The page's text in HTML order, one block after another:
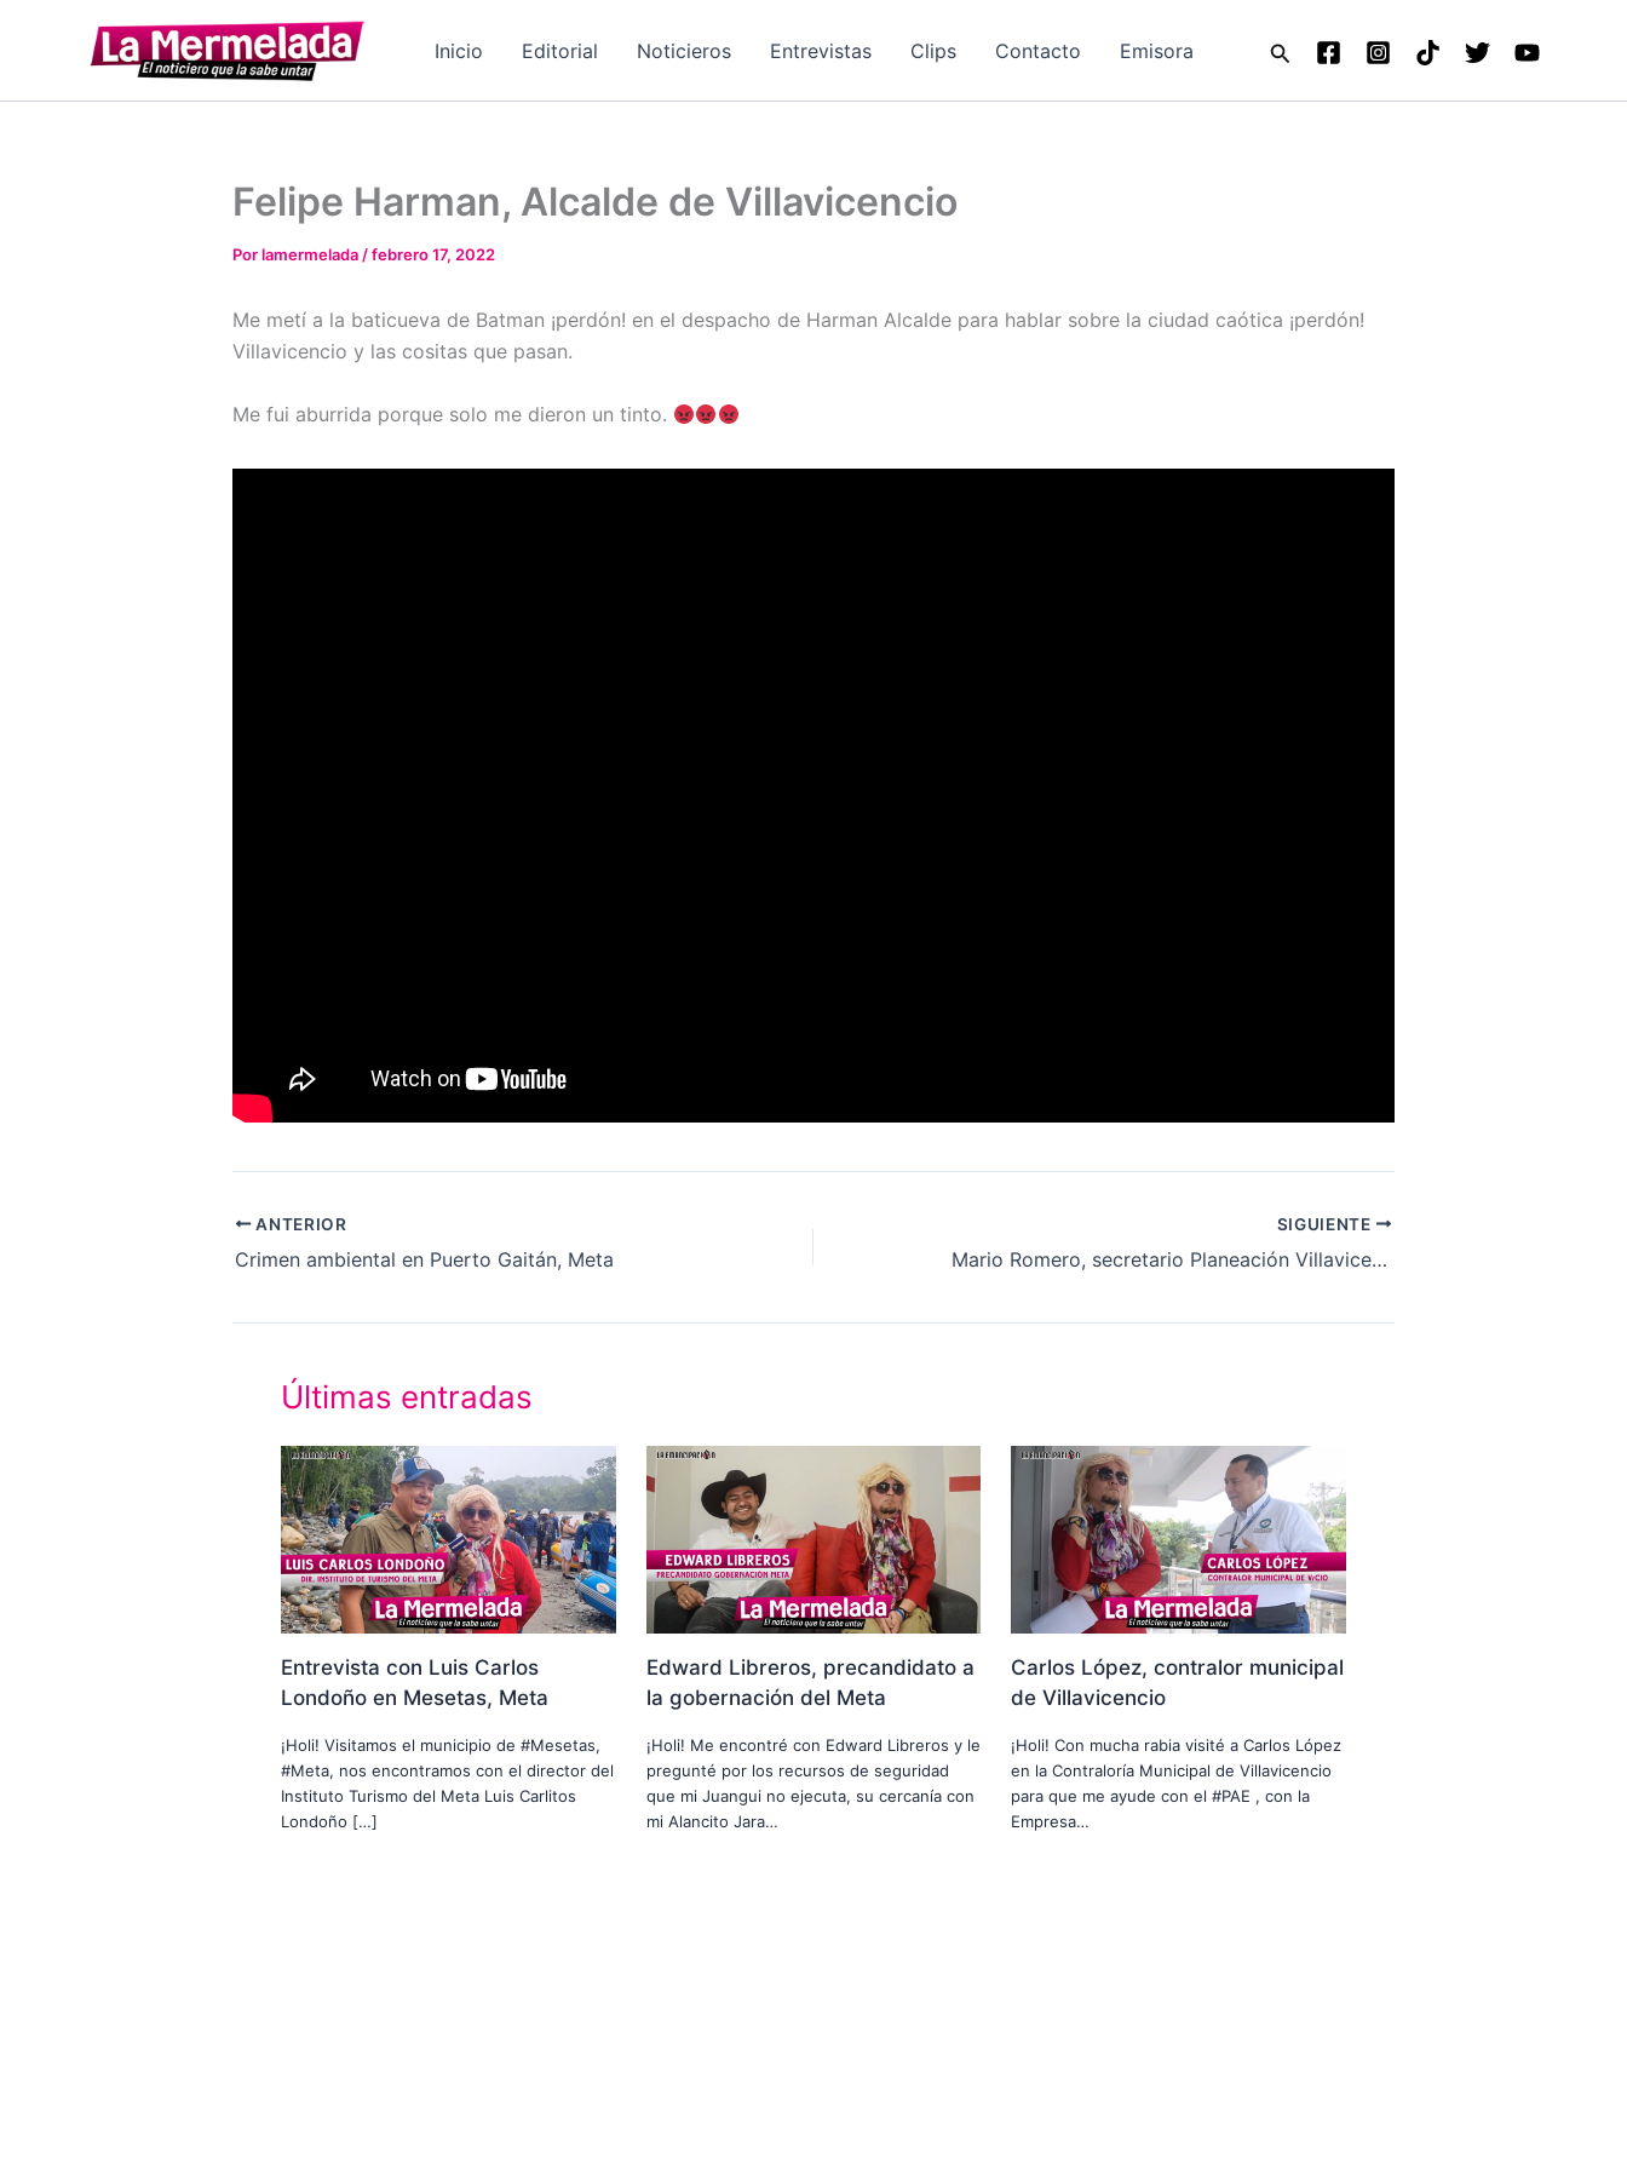
Inicio Editorial Noticieros Entrevistas Clips Contacto Emisora Buscar
Felipe Harman, Alcalde de Villavicencio
Porlamermelada/febrero 17, 2022
Me metí a la baticueva de Batman ¡perdón! en el despacho de Harman Alcalde para hablar sobre la ciudad caótica ¡perdón!
Villavicencio y las cositas que pasan.
Me fui aburrida porque solo me dieron un tinto.
ANTERIOR
Crimen ambiental en Puerto Gaitán, Meta
SIGUIENTE
Mario Romero, secretario Planeación Villavicencio
Últimas entradas
Entrevista con Luis Carlos
Londoño en Mesetas, Meta
¡Holi! Visitamos el municipio de #Mesetas,
#Meta, nos encontramos con el director del
Instituto Turismo del Meta Luis Carlitos
Londoño […]
Edward Libreros, precandidato a
la gobernación del Meta
¡Holi! Me encontré con Edward Libreros y le
pregunté por los recursos de seguridad
que mi Juangui no ejecuta, su cercanía con
mi Alancito Jara…
Carlos López, contralor municipal
de Villavicencio
¡Holi! Con mucha rabia visité a Carlos López
en la Contraloría Municipal de Villavicencio
para que me ayude con el #PAE , con la
Empresa…